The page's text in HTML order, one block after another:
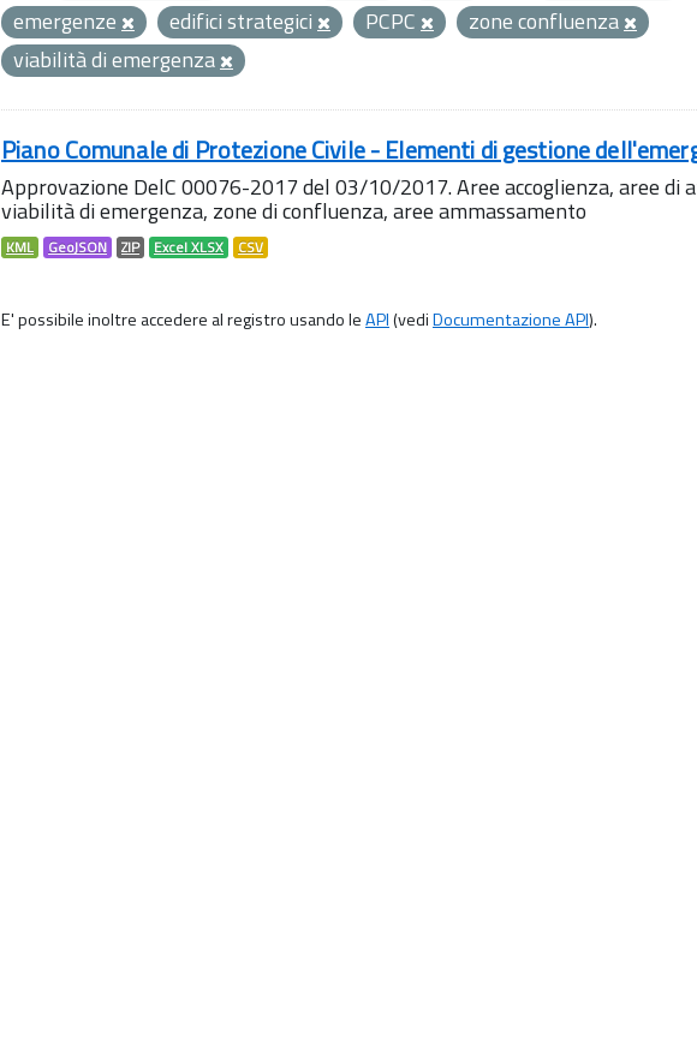
emergenze
edifici strategici PCPC
zone confluenza
viabilità di emergenza
Piano Comunale di Protezione Civile - Elementi di gestione
Approvazione DelC 00076-2017 del 03/10/2017. Aree accoglienza, aree di
viabilità di emergenza, zone di confluenza, aree ammassamento
KML GeoJSON ZIP Excel XLSX CSV
E' possibile inoltre accedere al registro usando leAPI(vediDocumentazione API).